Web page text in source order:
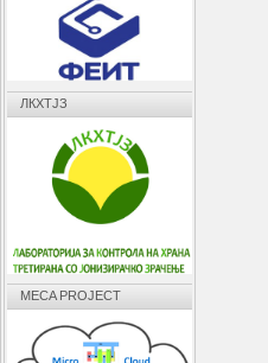
ЛКХТЈЗ
MECA PROJECT